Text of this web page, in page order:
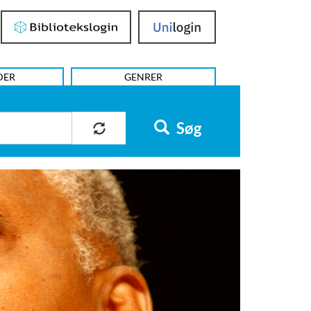
Bibliotekslogin UniLogin
GENRER
Søg